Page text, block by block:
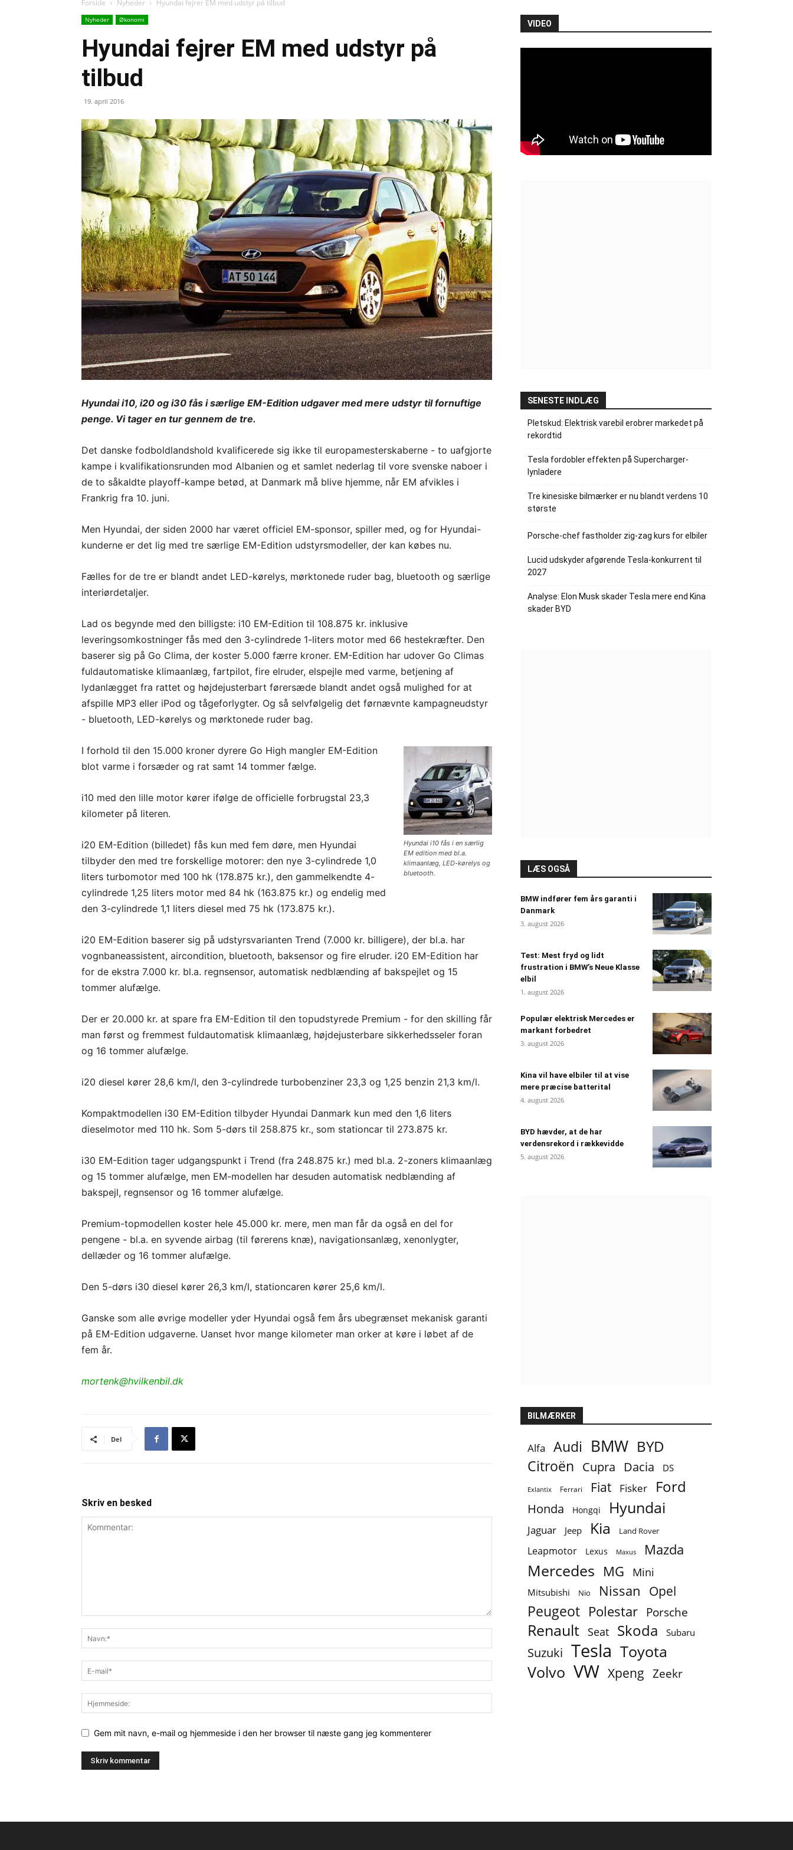
Forside Nyheder Hyundai fejrer EM med udstyr på tilbud
Nyheder Økonomi
Hyundai fejrer EM med udstyr på
tilbud
19. april 2016
Hyundai i10, i20 og i30 fås i særlige EM-Edition udgaver med mere udstyr til fornuftige
penge. Vi tager en tur gennem de tre.
Det danske fodboldlandshold kvalificerede sig ikke til europamesterskaberne - to uafgjorte
kampe i kvalifikationsrunden mod Albanien og et samlet nederlag til vore svenske naboer i
de to såkaldte playoff-kampe betød, at Danmark må blive hjemme, når EM afvikles i
Frankrig fra 10. juni.
Men Hyundai, der siden 2000 har været officiel EM-sponsor, spiller med, og for Hyundai-
kunderne er det lig med tre særlige EM-Edition udstyrsmodeller, der kan købes nu.
Fælles for de tre er blandt andet LED-kørelys, mørktonede ruder bag, bluetooth og særlige
interiørdetaljer.
Lad os begynde med den billigste: i10 EM-Edition til 108.875 kr. inklusive
leveringsomkostninger fås med den 3-cylindrede 1-liters motor med 66 hestekræfter. Den
baserer sig på Go Clima, der koster 5.000 færre kroner. EM-Edition har udover Go Climas
fuldautomatiske klimaanlæg, fartpilot, fire elruder, elspejle med varme, betjening af
lydanlægget fra rattet og højdejusterbart førersæde blandt andet også mulighed for at
afspille MP3 eller iPod og tågeforlygter. Og så selvfølgelig det førnævnte kampagneudstyr
- bluetooth, LED-kørelys og mørktonede ruder bag.
Hyundai i10 fås i en særlig
EM edition med bl.a.
klimaanlæg, LED-kørelys og
bluetooth.
I forhold til den 15.000 kroner dyrere Go High mangler EM-Edition
blot varme i forsæder og rat samt 14 tommer fælge.
i10 med den lille motor kører ifølge de officielle forbrugstal 23,3
kilometer på literen.
i20 EM-Edition (billedet) fås kun med fem døre, men Hyundai
tilbyder den med tre forskellige motorer: den nye 3-cylindrede 1,0
liters turbomotor med 100 hk (178.875 kr.), den gammelkendte 4-
cylindrede 1,25 liters motor med 84 hk (163.875 kr.) og endelig med
den 3-cylindrede 1,1 liters diesel med 75 hk (173.875 kr.).
i20 EM-Edition baserer sig på udstyrsvarianten Trend (7.000 kr. billigere), der bl.a. har
vognbaneassistent, aircondition, bluetooth, baksensor og fire elruder. i20 EM-Edition har
for de ekstra 7.000 kr. bl.a. regnsensor, automatisk nedblænding af bakspejlet og 15
tommer alufælge.
Der er 20.000 kr. at spare fra EM-Edition til den topudstyrede Premium - for den skilling får
man først og fremmest fuldautomatisk klimaanlæg, højdejusterbare sikkerhedsseler foran
og 16 tommer alufælge.
i20 diesel kører 28,6 km/l, den 3-cylindrede turbobenziner 23,3 og 1,25 benzin 21,3 km/l.
Kompaktmodellen i30 EM-Edition tilbyder Hyundai Danmark kun med den 1,6 liters
dieselmotor med 110 hk. Som 5-dørs til 258.875 kr., som stationcar til 273.875 kr.
i30 EM-Edition tager udgangspunkt i Trend (fra 248.875 kr.) med bl.a. 2-zoners klimaanlæg
og 15 tommer alufælge, men EM-modellen har desuden automatisk nedblænding af
bakspejl, regnsensor og 16 tommer alufælge.
Premium-topmodellen koster hele 45.000 kr. mere, men man får da også en del for
pengene - bl.a. en syvende airbag (til førerens knæ), navigationsanlæg, xenonlygter,
dellæder og 16 tommer alufælge.
Den 5-dørs i30 diesel kører 26,3 km/l, stationcaren kører 25,6 km/l.
Ganske som alle øvrige modeller yder Hyundai også fem års ubegrænset mekanisk garanti
på EM-Edition udgaverne. Uanset hvor mange kilometer man orker at køre i løbet af de
fem år.
mortenk@hvilkenbil.dk
Del
Skriv en besked
Gem mit navn, e-mail og hjemmeside i den her browser til næste gang jeg kommenterer
VIDEO
SENESTE INDLÆG
Pletskud: Elektrisk varebil erobrer markedet på
rekordtid
Tesla fordobler effekten på Supercharger-
lynladere
Tre kinesiske bilmærker er nu blandt verdens 10
største
Porsche-chef fastholder zig-zag kurs for elbiler
Lucid udskyder afgørende Tesla-konkurrent til
2027
Analyse: Elon Musk skader Tesla mere end Kina
skader BYD
LÆS OGSÅ
BMW indfører fem års garanti i
Danmark
3. august 2026
Test: Mest fryd og lidt
frustration i BMW’s Neue Klasse
elbil
1. august 2026
Populær elektrisk Mercedes er
markant forbedret
3. august 2026
Kina vil have elbiler til at vise
mere præcise batterital
4. august 2026
BYD hævder, at de har
verdensrekord i rækkevidde
5. august 2026
BILMÆRKER
Alfa Audi BMW BYD
Citroën Cupra Dacia DS
Exlantix Ferrari Fiat Fisker Ford
Honda Hongqi Hyundai
Jaguar Jeep Kia Land Rover
Leapmotor Lexus Maxus Mazda
Mercedes MG Mini
Mitsubishi Nio Nissan Opel
Peugeot Polestar Porsche
Renault Seat Skoda Subaru
Suzuki Tesla Toyota
Volvo VW Xpeng Zeekr